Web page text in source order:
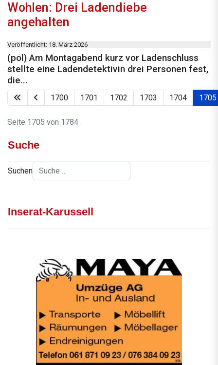
Wohlen: Drei Ladendiebe
angehalten
Veröffentlicht: 18. März 2026
(pol) Am Montagabend kurz vor Ladenschluss
stellte eine Ladendetektivin drei Personen fest,
die...
1700 1701 1702 1703 1704 1705
Seite 1705 von 1784
Suche
Suchen
Inserat-Karussell